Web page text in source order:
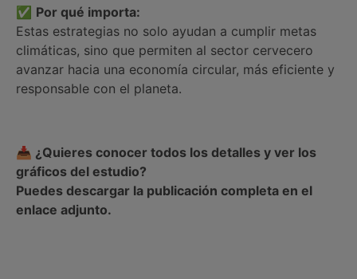
✅ Por qué importa:
Estas estrategias no solo ayudan a cumplir metas
climáticas, sino que permiten al sector cervecero
avanzar hacia una economía circular, más eficiente y
responsable con el planeta.
📥 ¿Quieres conocer todos los detalles y ver los
gráficos del estudio?
Puedes descargar la publicación completa en el
enlace adjunto.